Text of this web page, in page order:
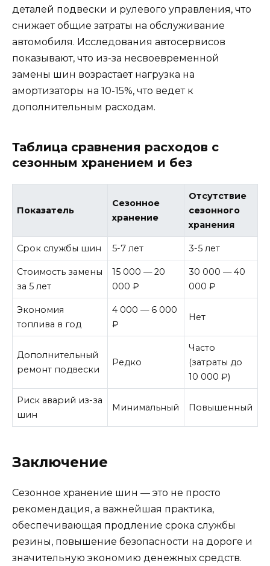
деталей подвески и рулевого управления, что
снижает общие затраты на обслуживание
автомобиля. Исследования автосервисов
показывают, что из-за несвоевременной
замены шин возрастает нагрузка на
амортизаторы на 10-15%, что ведет к
дополнительным расходам.
Таблица сравнения расходов с
сезонным хранением и без
Показатель
Сезонное
хранение
Отсутствие
сезонного
хранения
Срок службы шин 5-7 лет 3-5 лет
Стоимость замены
за 5 лет
15 000 — 20
000 ₽
30 000 — 40
000 ₽
Экономия
топлива в год
4 000 — 6 000
₽
Нет
Дополнительный
ремонт подвески
Редко
Часто
(затраты до
10 000 ₽)
Риск аварий из-за
шин
Минимальный Повышенный
Заключение
Сезонное хранение шин — это не просто
рекомендация, а важнейшая практика,
обеспечивающая продление срока службы
резины, повышение безопасности на дороге и
значительную экономию денежных средств.